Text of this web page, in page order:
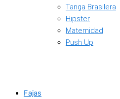
Tanga Brasilera
Hipster
Maternidad
Push Up
Fajas